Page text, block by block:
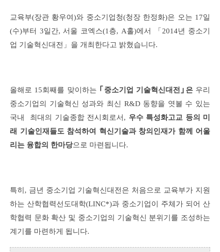
교육부(장관 황우여)와 중소기업청(청장 한정화)은 오는 17일
(수)부터 3일간, 서울 코엑스(1층, A홀)에서 「2014년 중소기
업 기술혁신대전」을 개최한다고 밝혔습니다.
올해로 15회째를 맞이하는 ｢중소기업 기술혁신대전｣은우리
중소기업의 기술혁신 성과와 최신 R&D 동향을 엿볼 수 있는
국내 최대의 기술종합 전시회로서, 우수 특성화고교 등의 미
래 기술인재들도 참석하여 혁신기술과 창의인재가 함께 어울
리는 융합의 한마당으로 마련됩니다.
특히, 금년 중소기업 기술혁신대전은 처음으로 교육부가 지원
하는 산학협력선도대학(LINC*)과 중소기업이 주체가 되어 산
학협력 문화 확산 및 중소기업의 기술혁신 분위기를 조성하는
계기를 마련하게 됩니다.